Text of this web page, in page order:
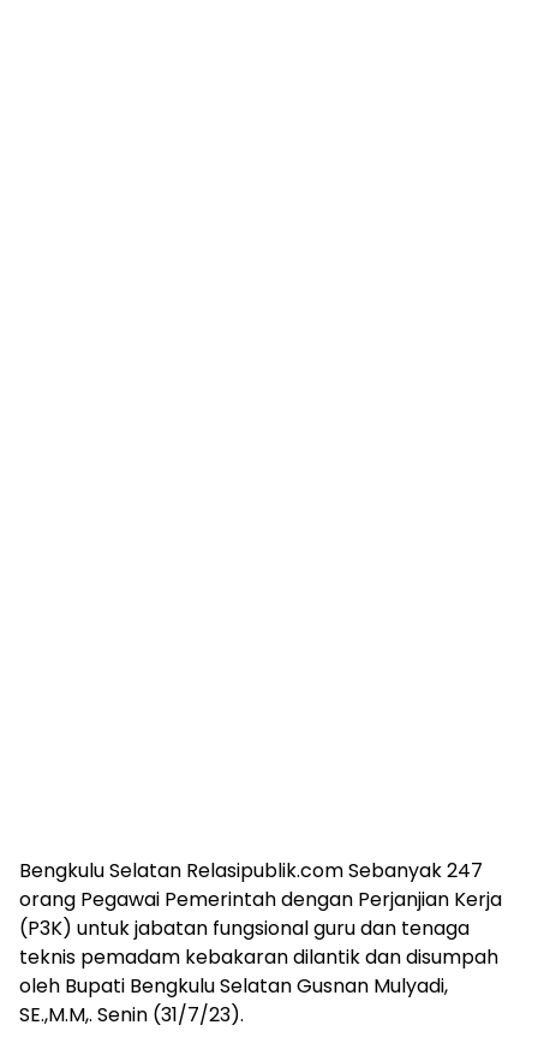
Bengkulu Selatan Relasipublik.com Sebanyak 247
orang Pegawai Pemerintah dengan Perjanjian Kerja
(P3K) untuk jabatan fungsional guru dan tenaga
teknis pemadam kebakaran dilantik dan disumpah
oleh Bupati Bengkulu Selatan Gusnan Mulyadi,
SE.,M.M,. Senin (31/7/23).